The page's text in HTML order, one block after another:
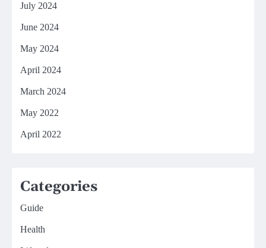
July 2024
June 2024
May 2024
April 2024
March 2024
May 2022
April 2022
Categories
Guide
Health